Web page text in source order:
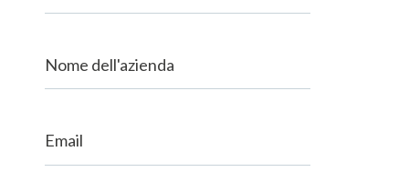
Nome dell'azienda
Email